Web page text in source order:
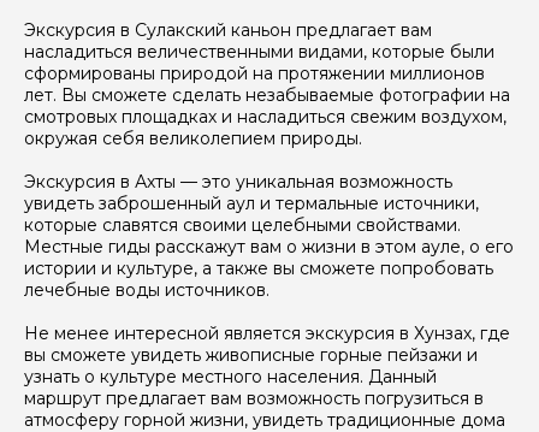
Экскурсия в Сулакский каньон предлагает вам
насладиться величественными видами, которые были
сформированы природой на протяжении миллионов
лет. Вы сможете сделать незабываемые фотографии на
смотровых площадках и насладиться свежим воздухом,
окружая себя великолепием природы.
Экскурсия в Ахты — это уникальная возможность
увидеть заброшенный аул и термальные источники,
которые славятся своими целебными свойствами.
Местные гиды расскажут вам о жизни в этом ауле, о его
истории и культуре, а также вы сможете попробовать
лечебные воды источников.
Не менее интересной является экскурсия в Хунзах, где
вы сможете увидеть живописные горные пейзажи и
узнать о культуре местного населения. Данный
маршрут предлагает вам возможность погрузиться в
атмосферу горной жизни, увидеть традиционные дома
Я даю своё согласие на обработку персональных
данных
Отправить